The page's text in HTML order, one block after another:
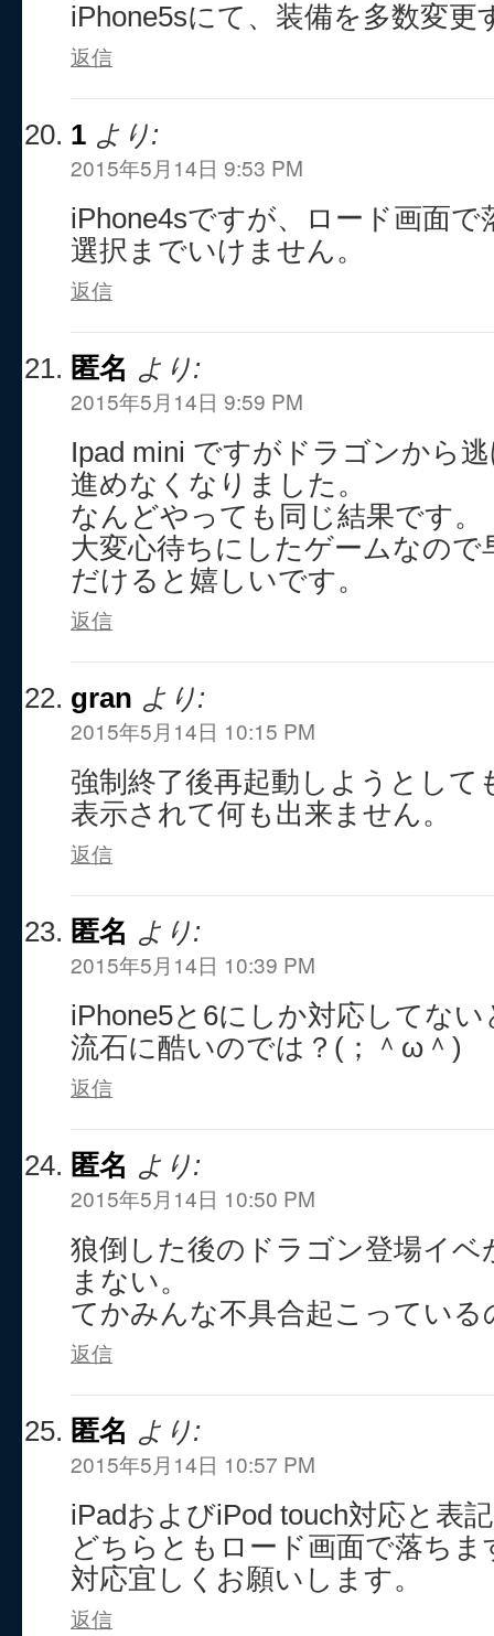
iPhone5sにて、装備を多数変更
返信
1 より:
2015年5月14日 9:53 PM
iPhone4sですが、ロード画面
選択までいけません。
返信
匿名 より:
2015年5月14日 9:59 PM
Ipad mini ですがドラゴンから
進めなくなりました。
なんどやっても同じ結果です。
大変心待ちにしたゲームなの
だけると嬉しいです。
返信
gran より:
2015年5月14日 10:15 PM
強制終了後再起動しようとして
表示されて何も出来ません。
返信
匿名 より:
2015年5月14日 10:39 PM
iPhone5と6にしか対応してな
流石に酷いのでは？(；＾ω＾)
返信
匿名 より:
2015年5月14日 10:50 PM
狼倒した後のドラゴン登場イベ
まない。
てかみんな不具合起こっている
返信
匿名 より:
2015年5月14日 10:57 PM
iPadおよびiPod touch対応と表
どちらともロード画面で落ちま
対応宜しくお願いします。
返信